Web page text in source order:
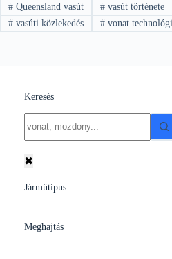
#Queensland vasút #vasút története
#vasúti közlekedés #vonat
Keresés
results
✖
Járműtípus
Meghajtás